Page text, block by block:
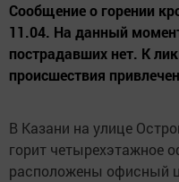
Сообщение о горении
11.04. На данный
пострадавших нет. К
происшествия
В Казани на улице
горит четырехэтажное
расположены офисный